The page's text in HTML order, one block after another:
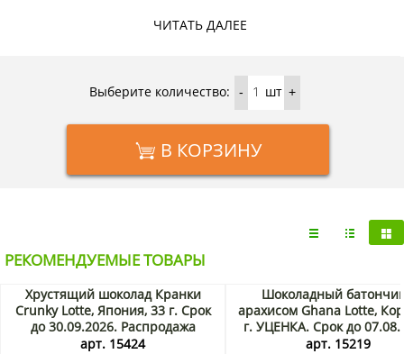
ЧИТАТЬ ДАЛЕЕ
делам со свежими силами.
Выберите количество: - шт +
В КОРЗИНУ
РЕКОМЕНДУЕМЫЕ ТОВАРЫ
Хрустящий шоколад Кранки
Crunky Lotte, Япония, 33 г. Срок
до 30.09.2026. Распродажа
арт. 15424
Шоколадный
арахисом Ghana Lotte,
г. УЦЕНКА. Срок до
Распродажа
арт. 15219